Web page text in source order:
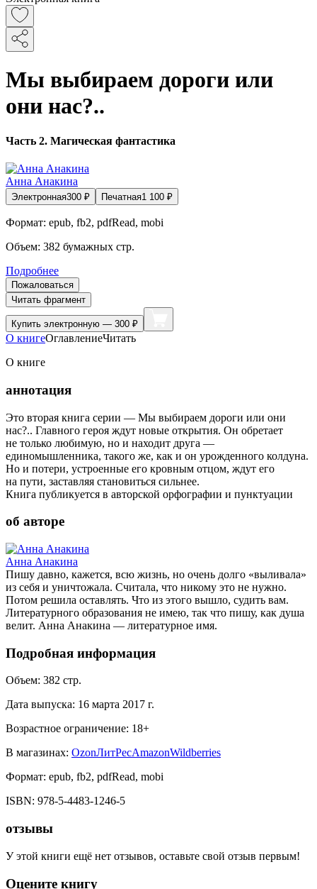
Мы выбираем дороги или
они нас?..
Часть 2. Магическая фантастика
Анна Анакина
Электронная300 ₽ Печатная1 100 ₽
Формат: epub, fb2, pdfRead, mobi
Объем: 382 бумажных стр.
Подробнее
Пожаловаться
Читать фрагмент
Купить электронную — 300 ₽
О книгеОглавлениеЧитать
О книге
аннотация
Это вторая книга серии — Мы выбираем дороги или они
нас?.. Главного героя ждут новые открытия. Он обретает
не только любимую, но и находит друга —
единомышленника, такого же, как и он урожденного колдуна.
Но и потери, устроенные его кровным отцом, ждут его
на пути, заставляя становиться сильнее.
Книга публикуется в авторской орфографии и пунктуации
об авторе
Анна Анакина
Пишу давно, кажется, всю жизнь, но очень долго «выливала»
из себя и уничтожала. Считала, что никому это не нужно.
Потом решила оставлять. Что из этого вышло, судить вам.
Литературного образования не имею, так что пишу, как душа
велит. Анна Анакина — литературное имя.
Подробная информация
Объем: 382 стр.
Дата выпуска: 16 марта 2017 г.
Возрастное ограничение: 18+
В магазинах: OzonЛитРесAmazonWildberries
Формат: epub, fb2, pdfRead, mobi
ISBN: 978-5-4483-1246-5
отзывы
У этой книги ещё нет отзывов, оставьте свой отзыв первым!
Оцените книгу